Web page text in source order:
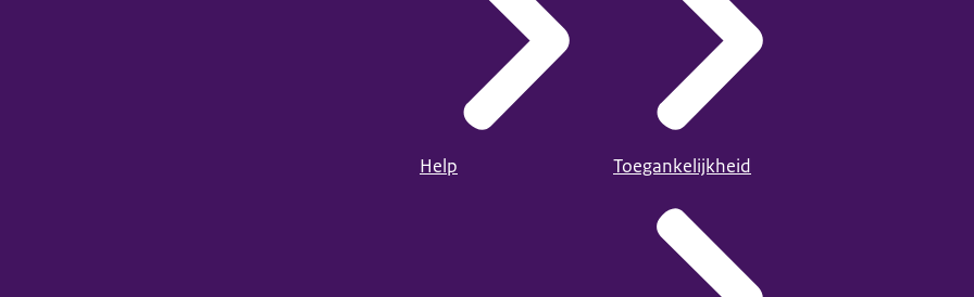
Help Toegankelijkheid